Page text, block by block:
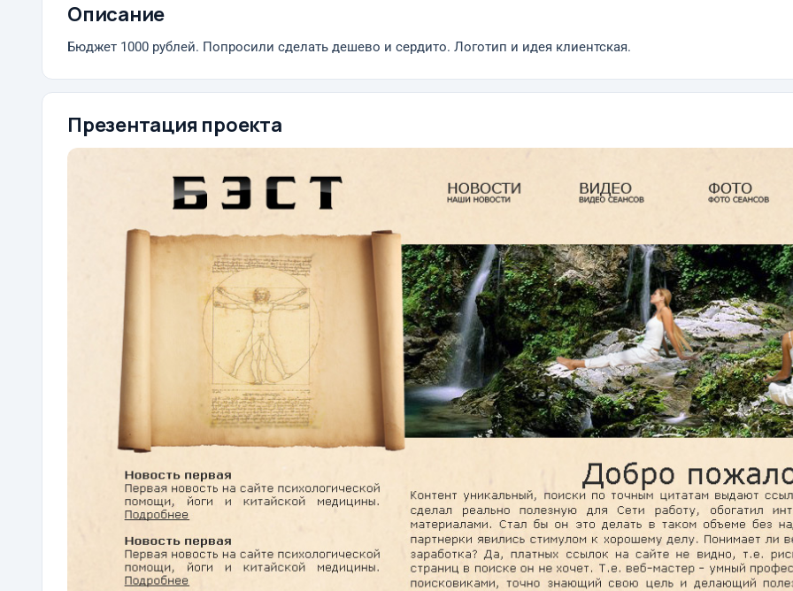
Описание
Бюджет 1000 рублей. Попросили сделать дешево и сердито. Логотип и идея клиентская.
Презентация проекта